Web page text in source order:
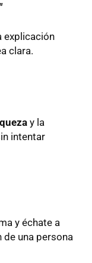
explicación
clara.
y la
intentar
y échate a
de una persona